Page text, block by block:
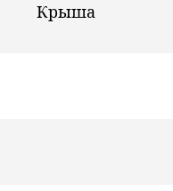
Крыша